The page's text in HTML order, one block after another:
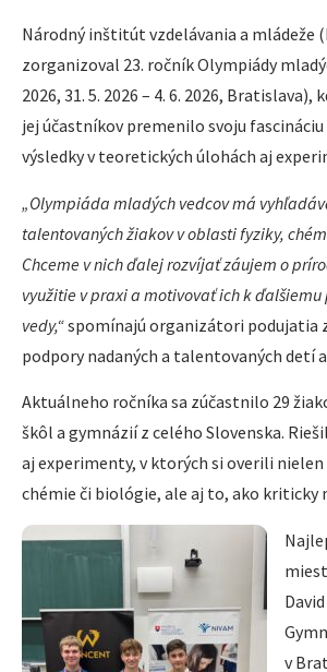
Národný inštitút vzdelávania a mládeže
zorganizoval 23. ročník Olympiády
2026, 31. 5. 2026 – 4. 6. 2026,
jej účastníkov premenilo svoju fascináciu
výsledky v teoretických úlohách aj
„Olympiáda mladých vedcov má
talentovaných žiakov v oblasti fyziky,
Chceme v nich ďalej rozvíjať záujem o
využitie v praxi a motivovať ich k
vedy,“spomínajú organizátori podujatia
podpory nadaných a talentovaných detí a
Aktuálneho ročníka sa zúčastnilo 29
škôl a gymnázií z celého Slovenska.
aj experimenty, v ktorých si overili
chémie či biológie, ale aj to, ako kriticky
v